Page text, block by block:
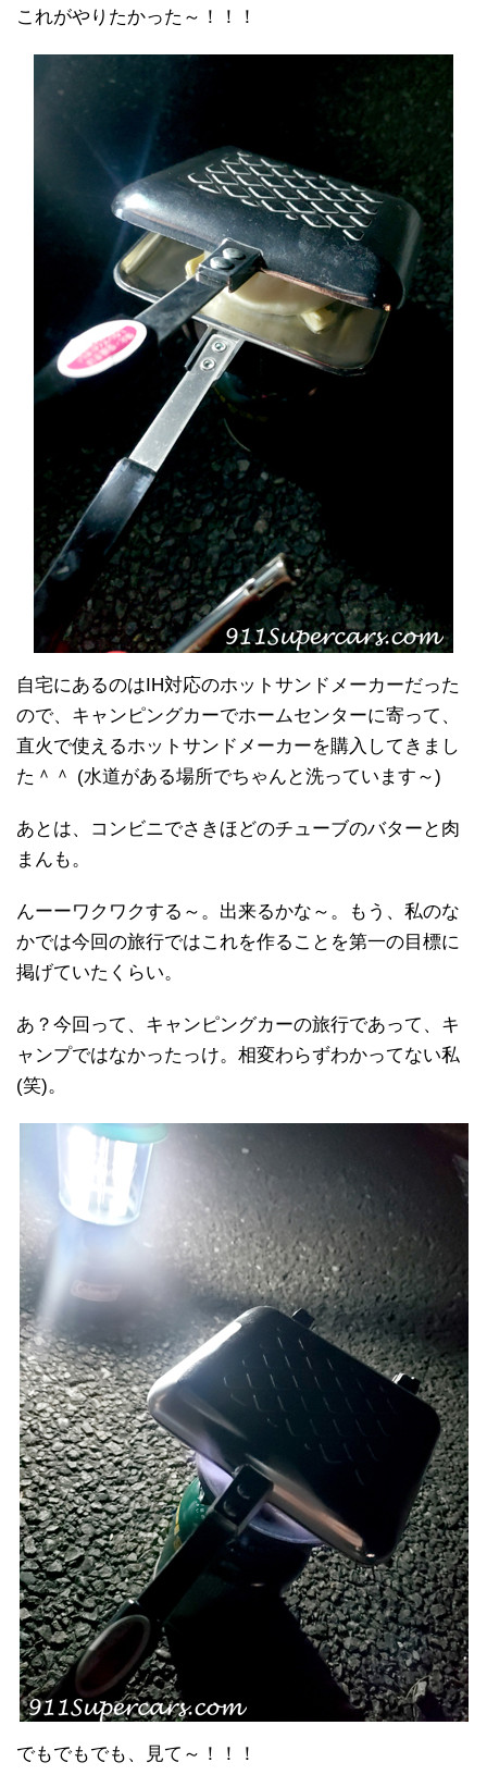
これがやりたかった～！！！
自宅にあるのはIH対応のホットサンドメーカーだった
ので、キャンピングカーでホームセンターに寄って、
直火で使えるホットサンドメーカーを購入してきまし
た＾＾ (水道がある場所でちゃんと洗っています～)
あとは、コンビニでさきほどのチューブのバターと肉
まんも。
んーーワクワクする～。出来るかな～。もう、私のな
かでは今回の旅行ではこれを作ることを第一の目標に
掲げていたくらい。
あ？今回って、キャンピングカーの旅行であって、キ
ャンプではなかったっけ。相変わらずわかってない私
(笑)。
でもでもでも、見て～！！！